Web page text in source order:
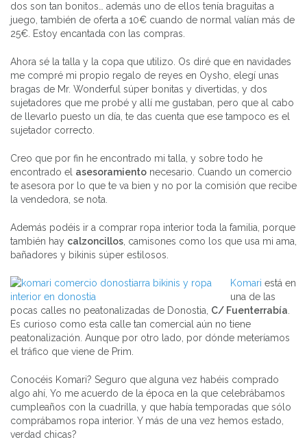
dos son tan bonitos… además uno de ellos tenía braguitas a
juego, también de oferta a 10€ cuando de normal valían más de
25€. Estoy encantada con las compras.
Ahora sé la talla y la copa que utilizo. Os diré que en navidades
me compré mi propio regalo de reyes en Oysho, elegí unas
bragas de Mr. Wonderful súper bonitas y divertidas, y dos
sujetadores que me probé y allí me gustaban, pero que al cabo
de llevarlo puesto un día, te das cuenta que ese tampoco es el
sujetador correcto.
Creo que por fin he encontrado mi talla, y sobre todo he
encontrado el asesoramiento necesario. Cuando un comercio
te asesora por lo que te va bien y no por la comisión que recibe
la vendedora, se nota.
Además podéis ir a comprar ropa interior toda la familia, porque
también hay calzoncillos, camisones como los que usa mi ama,
bañadores y bikinis súper estilosos.
Komari está en
una de las
pocas calles no peatonalizadas de Donostia, C/ Fuenterrabía.
Es curioso como esta calle tan comercial aún no tiene
peatonalización. Aunque por otro lado, por dónde meteríamos
el tráfico que viene de Prim.
Conocéis Komari? Seguro que alguna vez habéis comprado
algo ahí, Yo me acuerdo de la época en la que celebrábamos
cumpleaños con la cuadrilla, y que había temporadas que sólo
comprábamos ropa interior. Y más de una vez hemos estado,
verdad chicas?